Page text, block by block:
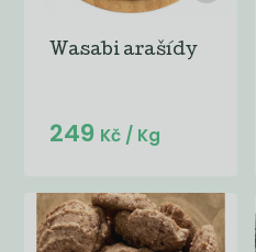
Wasabi arašídy
249 Kč / Kg